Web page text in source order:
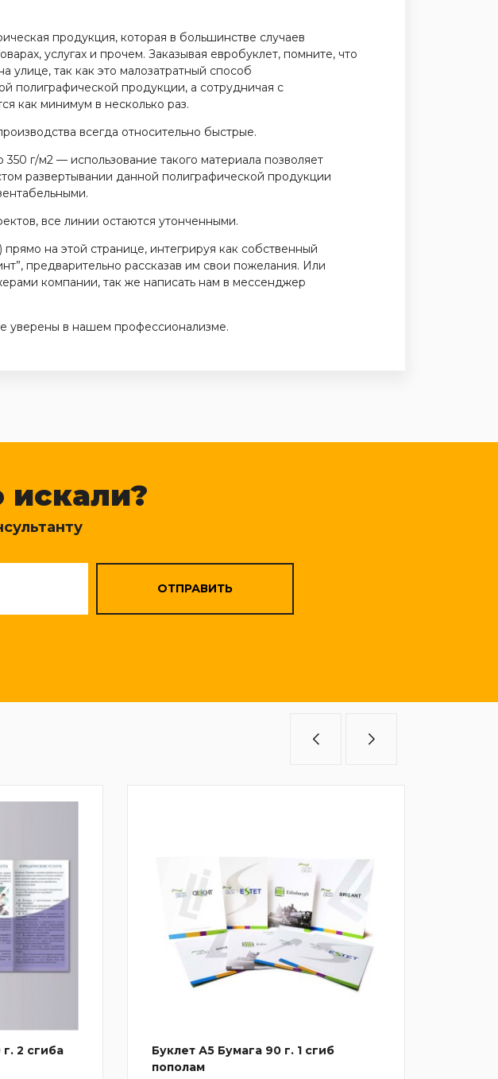
продукция, которая в большинстве случаев
услугах и прочем. Заказывая евробуклет, помните, что
улице, так как это малозатратный способ
полиграфической продукции, а сотрудничая с
как минимум в несколько раз.
всегда относительно быстрые.
г/м2 — использование такого материала позволяет
развертывании данной полиграфической продукции
все линии остаются утонченными.
на этой странице, интегрируя как собственный
предварительно рассказав им свои пожелания. Или
компании, так же написать нам в мессенджер
уверены в нашем профессионализме.
ОТПРАВИТЬ
2 сгиба
Буклет А5 Бумага 90 г. 1 сгиб
пополам